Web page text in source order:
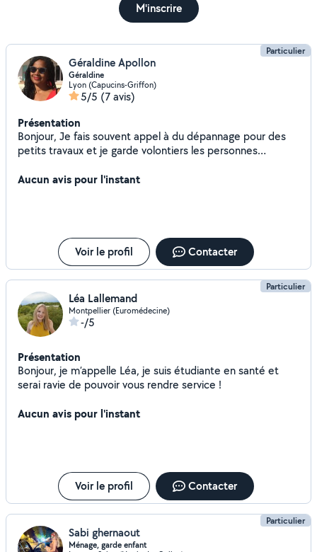
M'inscrire
Particulier
Géraldine Apollon
Géraldine
Lyon (Capucins-Griffon)
5/5 (7 avis)
Présentation
Bonjour, Je fais souvent appel à du dépannage pour des
petits travaux et je garde volontiers les personnes
coup, mes prestataires finissent par devenir mes amis.
Aucun avis pour l'instant
Voir le profil Contacter
Particulier
Léa Lallemand
Montpellier (Euromédecine)
-/5
Présentation
Bonjour, je m’appelle Léa, je suis étudiante en santé et
serai ravie de pouvoir vous rendre service !
Aucun avis pour l'instant
Voir le profil Contacter
Particulier
Sabi ghernaout
Ménage, garde enfant